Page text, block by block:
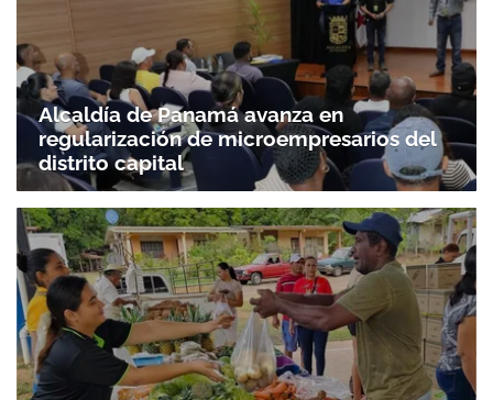
Alcaldía de Panamá avanza en
regularización de microempresarios del
distrito capital